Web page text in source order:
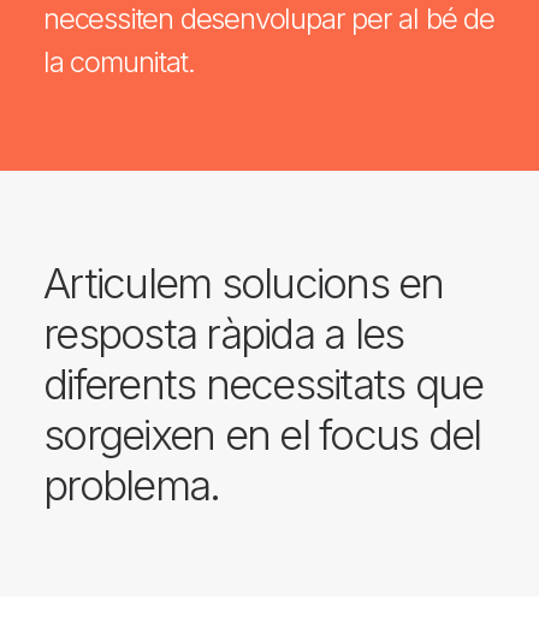
necessiten desenvolupar per al bé de
la comunitat.
Articulem solucions en
resposta ràpida a les
diferents necessitats que
sorgeixen en el focus del
problema.